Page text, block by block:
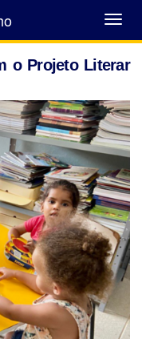
Abrir
Menu
o Projeto Literar